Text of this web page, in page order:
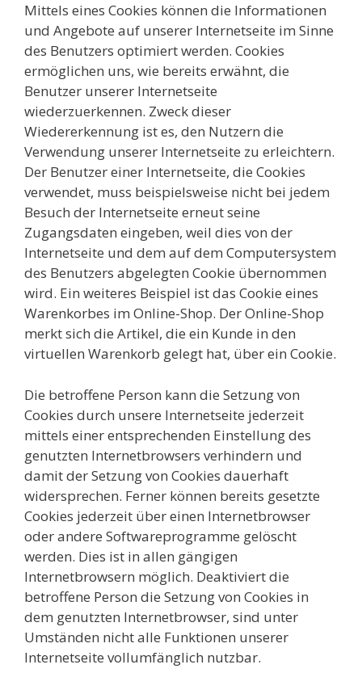
Mittels eines Cookies können die Informationen
und Angebote auf unserer Internetseite im Sinne
des Benutzers optimiert werden. Cookies
ermöglichen uns, wie bereits erwähnt, die
Benutzer unserer Internetseite
wiederzuerkennen. Zweck dieser
Wiedererkennung ist es, den Nutzern die
Verwendung unserer Internetseite zu erleichtern.
Der Benutzer einer Internetseite, die Cookies
verwendet, muss beispielsweise nicht bei jedem
Besuch der Internetseite erneut seine
Zugangsdaten eingeben, weil dies von der
Internetseite und dem auf dem Computersystem
des Benutzers abgelegten Cookie übernommen
wird. Ein weiteres Beispiel ist das Cookie eines
Warenkorbes im Online-Shop. Der Online-Shop
merkt sich die Artikel, die ein Kunde in den
virtuellen Warenkorb gelegt hat, über ein Cookie.
Die betroffene Person kann die Setzung von
Cookies durch unsere Internetseite jederzeit
mittels einer entsprechenden Einstellung des
genutzten Internetbrowsers verhindern und
damit der Setzung von Cookies dauerhaft
widersprechen. Ferner können bereits gesetzte
Cookies jederzeit über einen Internetbrowser
oder andere Softwareprogramme gelöscht
werden. Dies ist in allen gängigen
Internetbrowsern möglich. Deaktiviert die
betroffene Person die Setzung von Cookies in
dem genutzten Internetbrowser, sind unter
Umständen nicht alle Funktionen unserer
Internetseite vollumfänglich nutzbar.